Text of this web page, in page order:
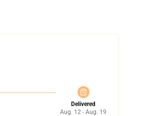
Delivered
Aug. 12 - Aug. 19